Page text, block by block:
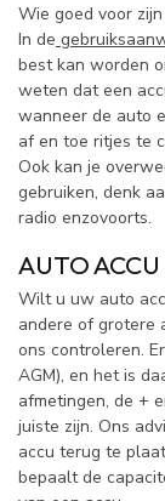
Wie goed voor
In de
best kan worden
weten dat een
wanneer de auto
af en toe ritjes te
Ook kan je
gebruiken, denk
radio enzovoorts.
AUTO
Wilt u uw auto
andere of grotere
ons controleren.
AGM), en het is
afmetingen, de +
juiste zijn. Ons
accu terug te
bepaalt de